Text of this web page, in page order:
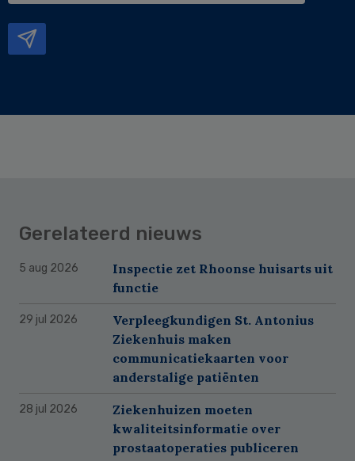
Gerelateerd nieuws
5 aug 2026
Inspectie zet Rhoonse huisarts uit
functie
29 jul 2026
Verpleegkundigen St. Antonius
Ziekenhuis maken
communicatiekaarten voor
anderstalige patiënten
28 jul 2026
Ziekenhuizen moeten
kwaliteitsinformatie over
prostaatoperaties publiceren